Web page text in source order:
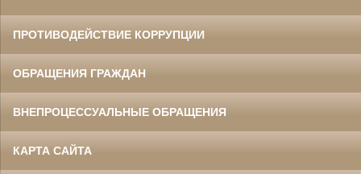
ПРОТИВОДЕЙСТВИЕ КОРРУПЦИИ
ОБРАЩЕНИЯ ГРАЖДАН
ВНЕПРОЦЕССУАЛЬНЫЕ ОБРАЩЕНИЯ
КАРТА САЙТА